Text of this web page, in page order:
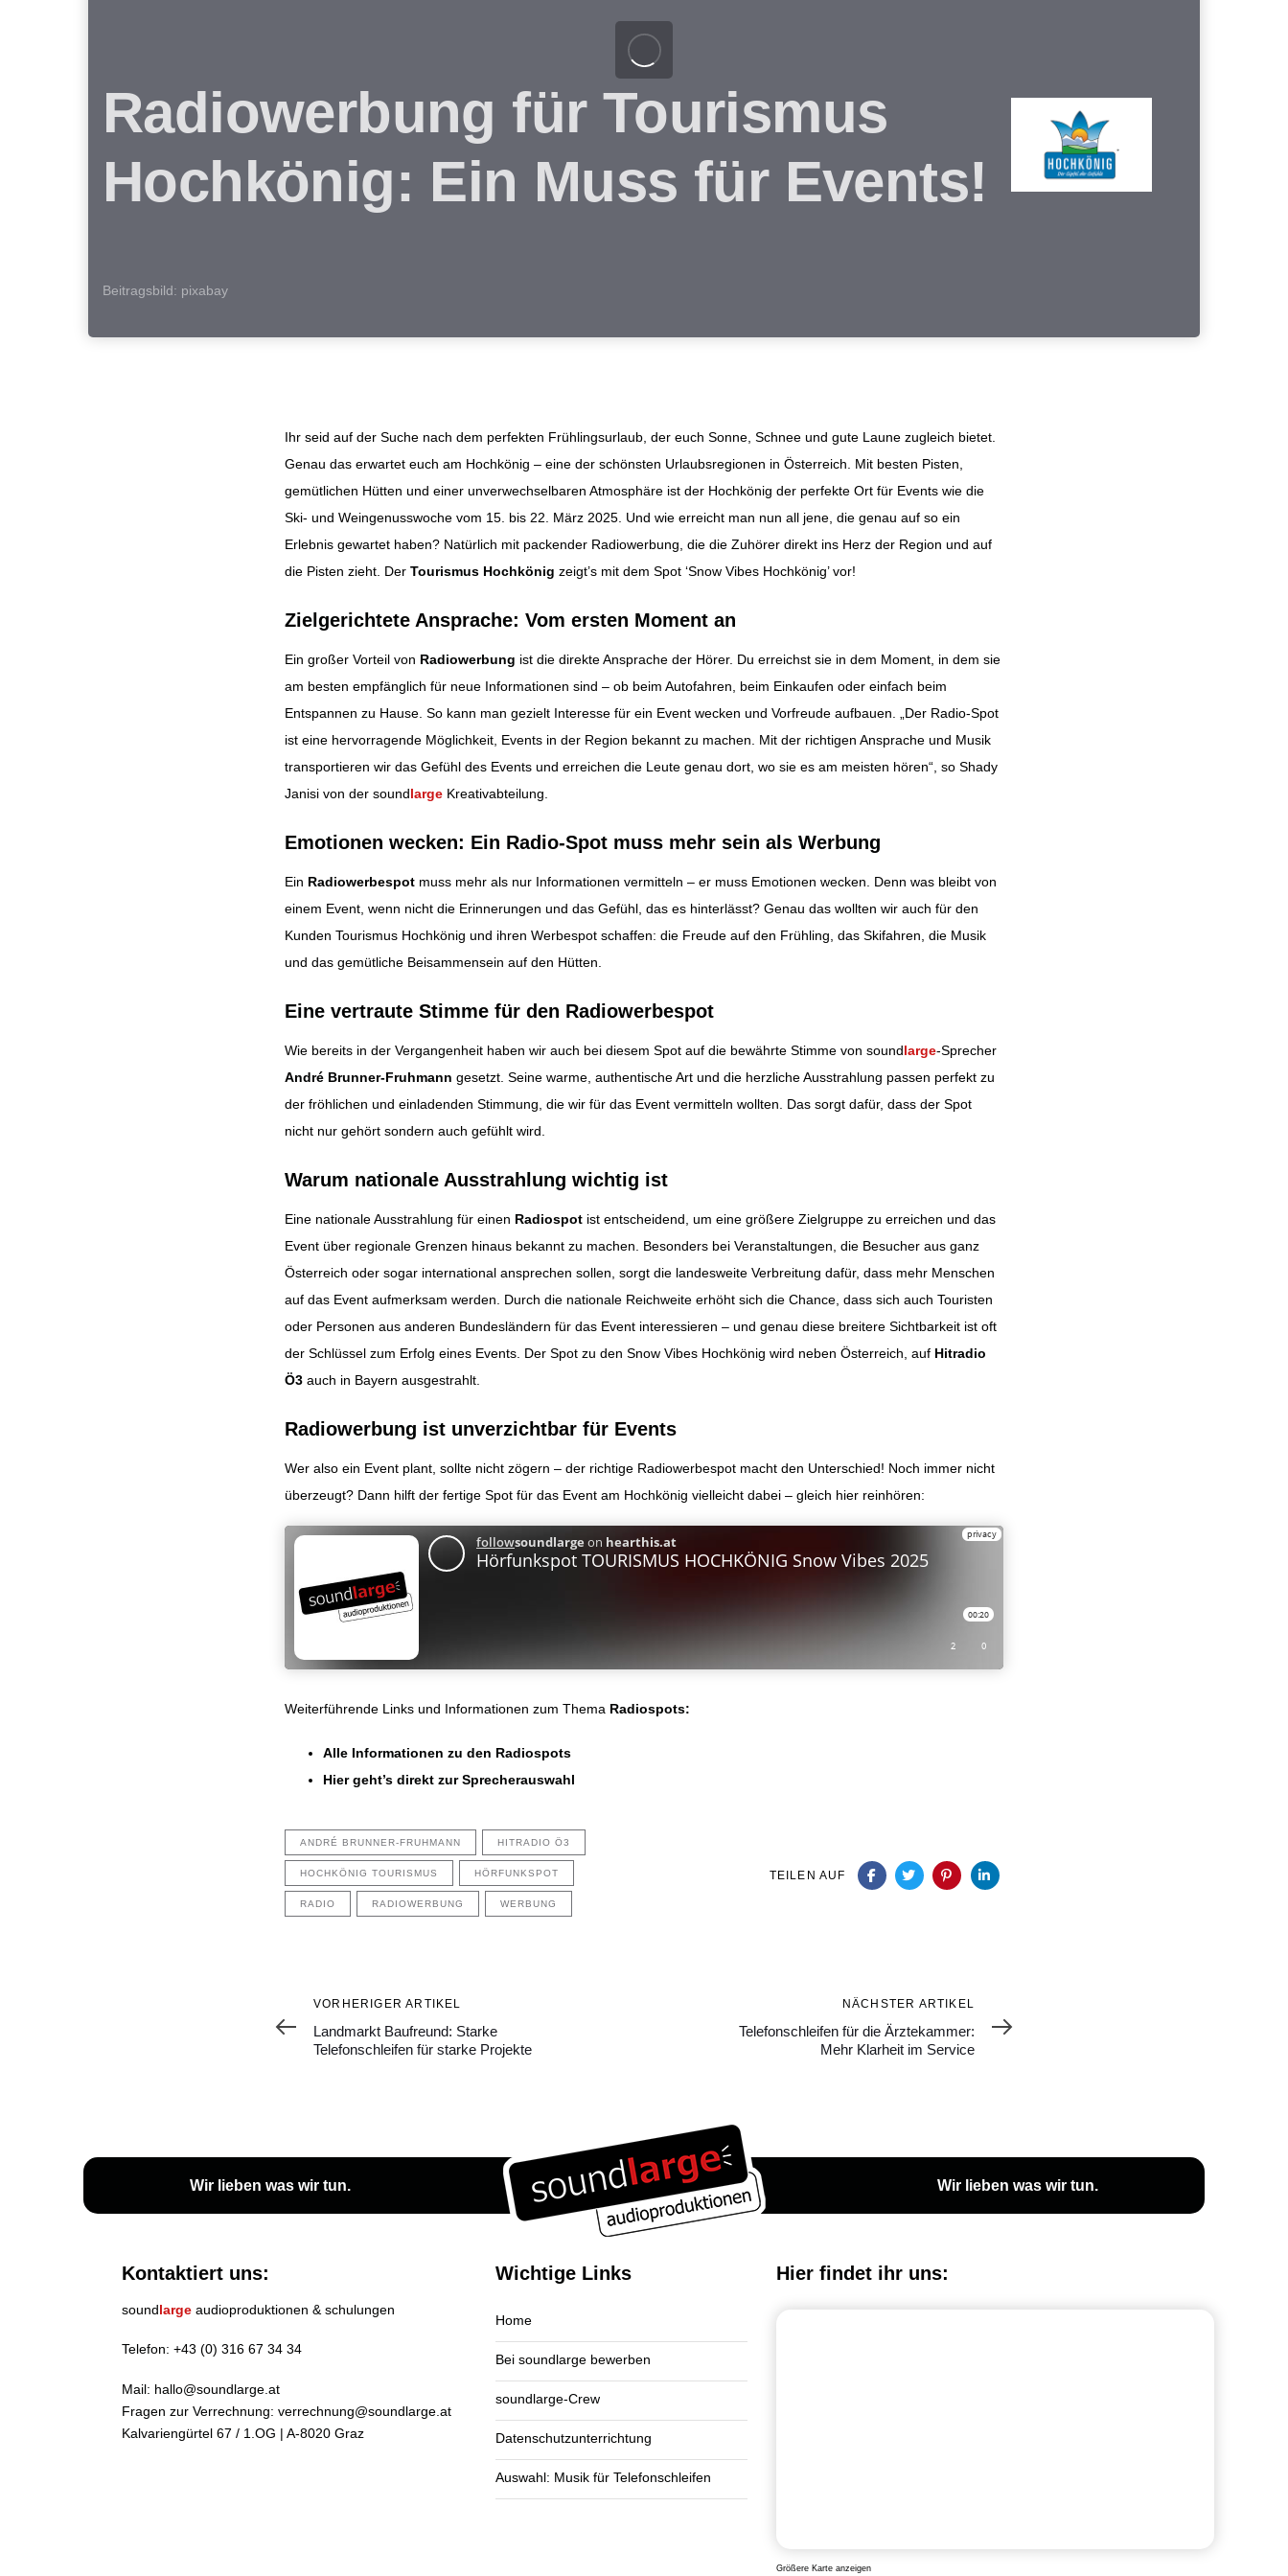
Radiowerbung für Tourismus
Hochkönig: Ein Muss für Events!
Beitragsbild: pixabay
Ihr seid auf der Suche nach dem perfekten Frühlingsurlaub, der euch Sonne, Schnee und gute Laune zugleich bietet.
Genau das erwartet euch am Hochkönig – eine der schönsten Urlaubsregionen in Österreich. Mit besten Pisten,
gemütlichen Hütten und einer unverwechselbaren Atmosphäre ist der Hochkönig der perfekte Ort für Events wie die
Ski- und Weingenusswoche vom 15. bis 22. März 2025. Und wie erreicht man nun all jene, die genau auf so ein
Erlebnis gewartet haben? Natürlich mit packender Radiowerbung, die die Zuhörer direkt ins Herz der Region und auf
die Pisten zieht. Der Tourismus Hochkönig zeigt’s mit dem Spot ‘Snow Vibes Hochkönig’ vor!
Zielgerichtete Ansprache: Vom ersten Moment an
Ein großer Vorteil von Radiowerbung ist die direkte Ansprache der Hörer. Du erreichst sie in dem Moment, in dem sie
am besten empfänglich für neue Informationen sind – ob beim Autofahren, beim Einkaufen oder einfach beim
Entspannen zu Hause. So kann man gezielt Interesse für ein Event wecken und Vorfreude aufbauen. „Der Radio-Spot
ist eine hervorragende Möglichkeit, Events in der Region bekannt zu machen. Mit der richtigen Ansprache und Musik
transportieren wir das Gefühl des Events und erreichen die Leute genau dort, wo sie es am meisten hören“, so Shady
Janisi von der soundlarge Kreativabteilung.
Emotionen wecken: Ein Radio-Spot muss mehr sein als Werbung
Ein Radiowerbespot muss mehr als nur Informationen vermitteln – er muss Emotionen wecken. Denn was bleibt von
einem Event, wenn nicht die Erinnerungen und das Gefühl, das es hinterlässt? Genau das wollten wir auch für den
Kunden Tourismus Hochkönig und ihren Werbespot schaffen: die Freude auf den Frühling, das Skifahren, die Musik
und das gemütliche Beisammensein auf den Hütten.
Eine vertraute Stimme für den Radiowerbespot
Wie bereits in der Vergangenheit haben wir auch bei diesem Spot auf die bewährte Stimme von soundlarge-Sprecher
André Brunner-Fruhmann gesetzt. Seine warme, authentische Art und die herzliche Ausstrahlung passen perfekt zu
der fröhlichen und einladenden Stimmung, die wir für das Event vermitteln wollten. Das sorgt dafür, dass der Spot
nicht nur gehört sondern auch gefühlt wird.
Warum nationale Ausstrahlung wichtig ist
Eine nationale Ausstrahlung für einen Radiospot ist entscheidend, um eine größere Zielgruppe zu erreichen und das
Event über regionale Grenzen hinaus bekannt zu machen. Besonders bei Veranstaltungen, die Besucher aus ganz
Österreich oder sogar international ansprechen sollen, sorgt die landesweite Verbreitung dafür, dass mehr Menschen
auf das Event aufmerksam werden. Durch die nationale Reichweite erhöht sich die Chance, dass sich auch Touristen
oder Personen aus anderen Bundesländern für das Event interessieren – und genau diese breitere Sichtbarkeit ist oft
der Schlüssel zum Erfolg eines Events. Der Spot zu den Snow Vibes Hochkönig wird neben Österreich, auf Hitradio
Ö3 auch in Bayern ausgestrahlt.
Radiowerbung ist unverzichtbar für Events
Wer also ein Event plant, sollte nicht zögern – der richtige Radiowerbespot macht den Unterschied! Noch immer nicht
überzeugt? Dann hilft der fertige Spot für das Event am Hochkönig vielleicht dabei – gleich hier reinhören:
Weiterführende Links und Informationen zum Thema Radiospots:
Alle Informationen zu den Radiospots
Hier geht’s direkt zur Sprecherauswahl
ANDRÉ BRUNNER-FRUHMANN HITRADIO Ö3
HOCHKÖNIG TOURISMUS HÖRFUNKSPOT
RADIO RADIOWERBUNG WERBUNG
TEILEN AUF
Beitragsnavigation
Vorheriger
Artikel
VORHERIGER ARTIKEL
Landmarkt Baufreund: Starke
Telefonschleifen für starke Projekte
Artikel
NÄCHSTER ARTIKEL
Telefonschleifen für die Ärztekammer:
Mehr Klarheit im Service
Wir lieben was wir tun. Wir lieben was wir tun.
Kontaktiert uns:
soundlarge audioproduktionen & schulungen
Telefon: +43 (0) 316 67 34 34
Mail: hallo@soundlarge.at
Fragen zur Verrechnung: verrechnung@soundlarge.at
Kalvariengürtel 67 / 1.OG | A-8020 Graz
Wichtige Links
Home
Bei soundlarge bewerben
soundlarge-Crew
Datenschutzunterrichtung
Auswahl: Musik für Telefonschleifen
Hier findet ihr uns:
Größere Karte anzeigen